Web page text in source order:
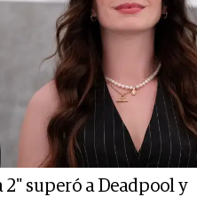
2" superó a Deadpool y